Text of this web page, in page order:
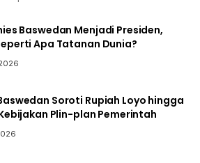
Baswedan Menjadi Presiden,
Apa Tatanan Dunia?
Soroti Rupiah Loyo hingga
Plin-plan Pemerintah